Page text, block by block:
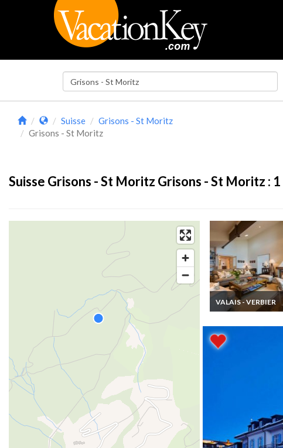
Suisse
Grisons - St Moritz
Grisons - St Moritz
Suisse Grisons - St Moritz Grisons - St Moritz : 1
VALAIS - VERBIER
Location
de Luxe Hammam